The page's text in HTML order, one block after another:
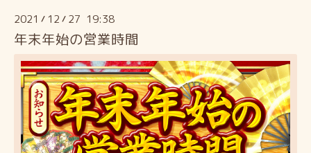
2021 / 12 / 27 19:38
年末年始の営業時間